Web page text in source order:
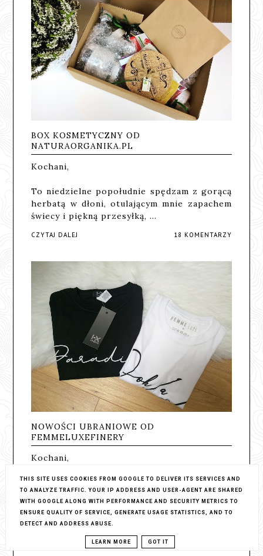
BOX KOSMETYCZNY OD
NATURAORGANIKA.PL
Kochani,
To niedzielne popołudnie spędzam z gorącą
herbatą w dłoni, otulającym mnie zapachem
świecy i piękną przesyłką, …
CZYTAJ DALEJ 18 KOMENTARZY
NOWOŚCI UBRANIOWE OD
FEMMELUXEFINERY
Kochani,
Dzisiaj nadszedł czas, aby pokazać Wam
moje kolejne zamówienie ze
zama…
THIS SITE USES COOKIES FROM GOOGLE TO DELIVER ITS SERVICES AND
TO ANALYZE TRAFFIC. YOUR IP ADDRESS AND USER-AGENT ARE SHARED
WITH GOOGLE ALONG WITH PERFORMANCE AND SECURITY METRICS TO
ENSURE QUALITY OF SERVICE, GENERATE USAGE STATISTICS, AND TO
DETECT AND ADDRESS ABUSE.
LEARN MORE GOT IT